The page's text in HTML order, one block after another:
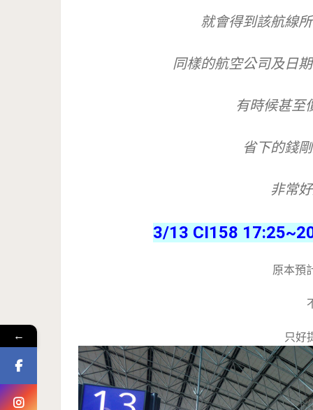
就會得到該航線
同樣的航空公司及日
有時候甚至
省下的錢
非常
3/13 CI158
原本預
只好
←